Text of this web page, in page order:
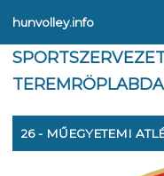
hunvolley.info
TEREMRÖPLABDA
26 - MŰEGYETEMI